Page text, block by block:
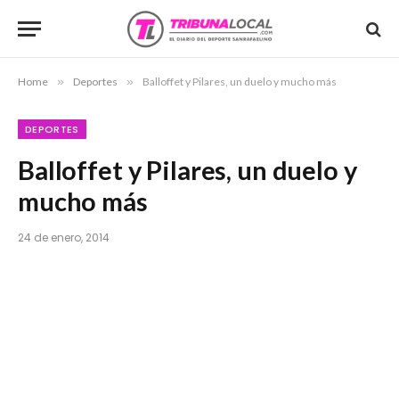
Home » Deportes » Balloffet y Pilares, un duelo y mucho más
DEPORTES
Balloffet y Pilares, un duelo y
mucho más
24 de enero, 2014